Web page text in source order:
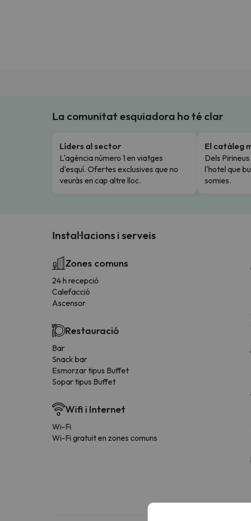
La comunitat esquiadora ho té clar
Líders al sector
L'agència número 1 en viatges
d'esquí. Ofertes exclusives que no
veuràs en cap altre lloc.
El catàleg
Dels
l'hotel que
somies.
Instal·lacions i serveis
Zones comuns
24 h recepció
Calefacció
Ascensor
Restauració
Bar
Snack bar
Esmorzar tipus Buffet
Sopar tipus Buffet
Wifi i Internet
Wi-Fi
Wi-Fi gratuit en zones comuns